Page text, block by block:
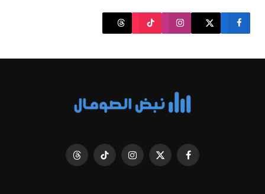
فيسبوك X
الانستغرامتيكتوك Threads